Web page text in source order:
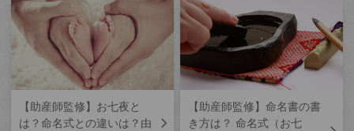
【助産師監修】お七夜と
は？命名式との違いは？由
【助産師監修】命名書の書
き方は？ 命名式（お七